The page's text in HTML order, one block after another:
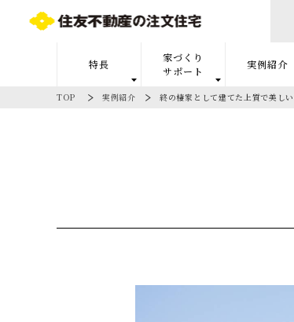
特長
家づくり
サポート
実例紹介
TOP 実例紹介 終の棲家として建てた上質で美し